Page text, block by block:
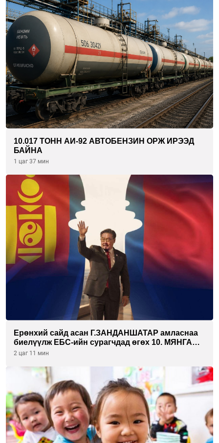
10.017 ТОНН АИ-92 АВТОБЕНЗИН ОРЖ ИРЭЭД
БАЙНА
1 цаг 37 мин
Ерөнхий сайд асан Г.ЗАНДАНШАТАР амласнаа
биелүүлж ЕБС-ийн сурагчдад өгөх 10. МЯНГАН
ШАТРАА хүлээн авчээ
2 цаг 11 мин